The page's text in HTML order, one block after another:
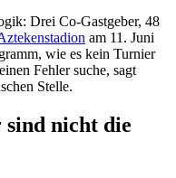
Drei Co-Gastgeber, 48
am 11. Juni
wie es kein Turnier
Fehler suche, sagt
Stelle.
nicht die